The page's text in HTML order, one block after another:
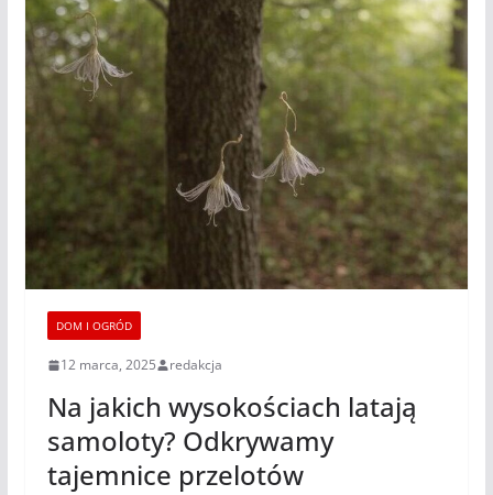
DOM I OGRÓD
12 marca, 2025 redakcja
Na jakich wysokościach latają
samoloty? Odkrywamy
tajemnice przelotów